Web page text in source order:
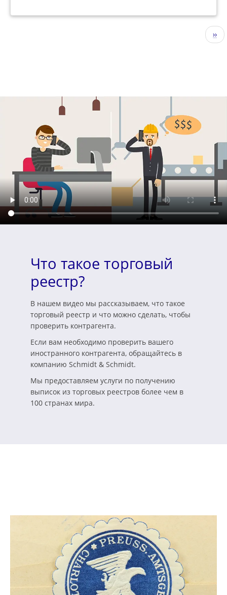
››
Что такое торговый
реестр?
В нашем видео мы рассказываем, что такое
торговый реестр и что можно сделать, чтобы
проверить контрагента.
Если вам необходимо проверить вашего
иностранного контрагента, обращайтесь в
компанию Schmidt & Schmidt.
Мы предоставляем услуги по получению
выписок из торговых реестров более чем в
100 странах мира.